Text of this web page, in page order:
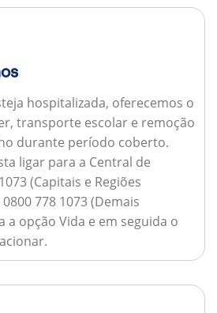
hospitalizada, oferecemos o
transporte escolar e remoção
durante período coberto.
ligar para a Central de
(Capitais e Regiões
778 1073 (Demais
a opção Vida e em seguida o